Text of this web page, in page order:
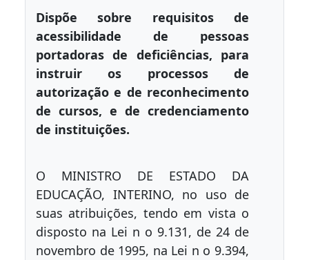
Dispõe sobre requisitos de
acessibilidade de pessoas
portadoras de deficiências, para
instruir os processos de
autorização e de reconhecimento
de cursos, e de credenciamento
de instituições.
O MINISTRO DE ESTADO DA
EDUCAÇÃO, INTERINO, no uso de
suas atribuições, tendo em vista o
disposto na Lei n o 9.131, de 24 de
novembro de 1995, na Lei n o 9.394,